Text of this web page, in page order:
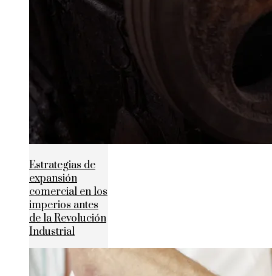
Estrategias de
expansión
comercial en los
imperios antes
de la Revolución
Industrial